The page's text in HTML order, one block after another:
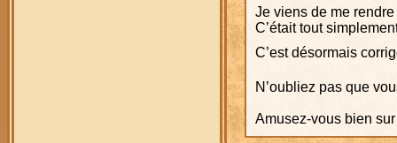
Je viens de me
C’était tout
C’est désormais
N’oubliez pas que
Amusez-vous bien